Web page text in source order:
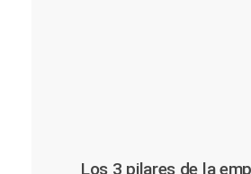
Los 3 pilares de la